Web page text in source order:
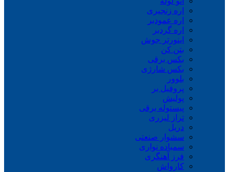
اره زنجیری
اره عمودبر
اره گردبر
اینورتر جوش
بتن کن
بکس برقی
بکس شارژی
بلوور
پروفیل بر
پولیش
پیستوله برقی
تراز لیزری
دریل
سشوار صنعتی
سمباده نواری
فرز آهنگری
کارواش